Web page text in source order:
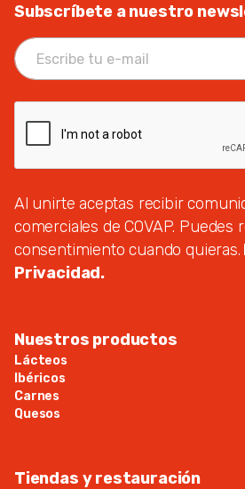
Subscríbete a nuestro
Al unirte aceptas recibir
comerciales de COVAP. Puedes
consentimiento cuando quieras.
Privacidad.
Nuestros productos
Lácteos
Ibéricos
Carnes
Quesos
Tiendas y restauración